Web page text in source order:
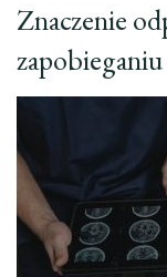
Znaczenie